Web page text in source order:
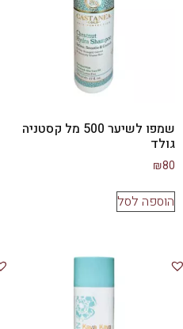
שמפו לשיער 500 מל קסטניה
גולד
₪80
הוספה לסל